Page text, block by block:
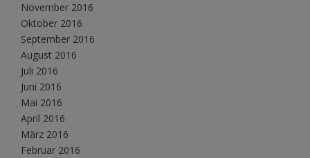
November 2016
Oktober 2016
September 2016
August 2016
Juli 2016
Juni 2016
Mai 2016
April 2016
März 2016
Februar 2016